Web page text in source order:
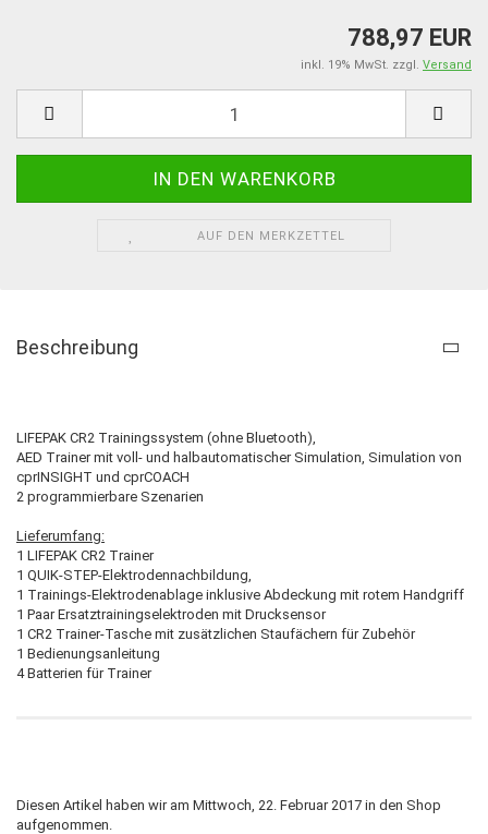
788,97 EUR
inkl. 19% MwSt. zzgl. Versand
AUF DEN MERKZETTEL
Beschreibung
LIFEPAK CR2 Trainingssystem (ohne Bluetooth),
AED Trainer mit voll- und halbautomatischer Simulation, Simulation von
cprINSIGHT und cprCOACH
2 programmierbare Szenarien
Lieferumfang:
1 LIFEPAK CR2 Trainer
1 QUIK-STEP-Elektrodennachbildung,
1 Trainings-Elektrodenablage inklusive Abdeckung mit rotem Handgriff
1 Paar Ersatztrainingselektroden mit Drucksensor
1 CR2 Trainer-Tasche mit zusätzlichen Staufächern für Zubehör
1 Bedienungsanleitung
4 Batterien für Trainer
Diesen Artikel haben wir am Mittwoch, 22. Februar 2017 in den Shop
aufgenommen.